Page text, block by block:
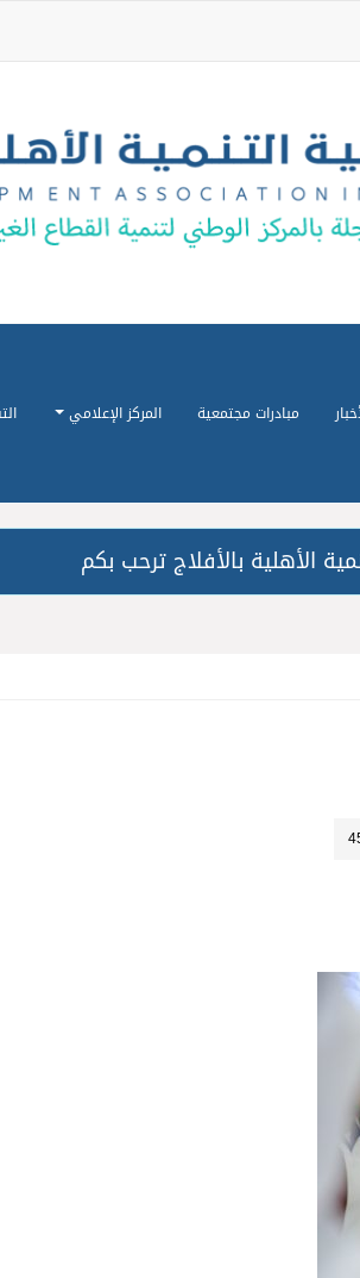
مبادرات مجتمعية المركز الإعلامي
الأهلية بالأفلاج ترحب بكم